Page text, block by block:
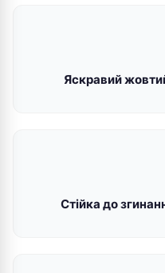
Яскравий
Стійка до